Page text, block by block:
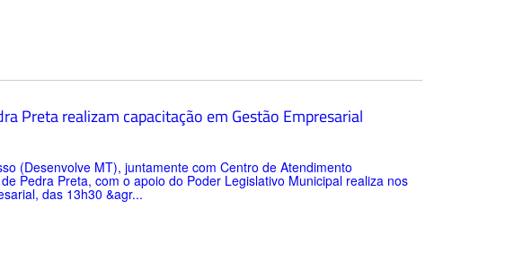
Preta realizam capacitação em Gestão Empresarial
(Desenvolve MT), juntamente com Centro de Atendimento
Pedra Preta, com o apoio do Poder Legislativo Municipal realiza nos
das 13h30 &agr...